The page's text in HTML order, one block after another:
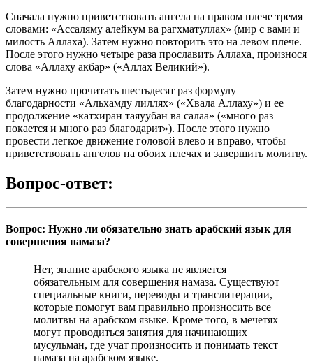
Сначала нужно приветствовать ангела на правом плече тремя
словами: «Ассаляму алейкум ва рагхматуллах» (мир с вами и
милость Аллаха). Затем нужно повторить это на левом плече.
После этого нужно четыре раза прославить Аллаха, произнося
слова «Аллаху акбар» («Аллах Великий»).
Затем нужно прочитать шестьдесят раз формулу
благодарности «Альхамду лиллях» («Хвала Аллаху») и ее
продолжение «катхиран таяуубан ва салаа» («много раз
покается и много раз благодарит»). После этого нужно
провести легкое движение головой влево и вправо, чтобы
приветствовать ангелов на обоих плечах и завершить молитву.
Вопрос-ответ:
Вопрос: Нужно ли обязательно знать арабский язык для
совершения намаза?
Нет, знание арабского языка не является
обязательным для совершения намаза. Существуют
специальные книги, переводы и транслитерации,
которые помогут вам правильно произносить все
молитвы на арабском языке. Кроме того, в мечетях
могут проводиться занятия для начинающих
мусульман, где учат произносить и понимать текст
намаза на арабском языке.